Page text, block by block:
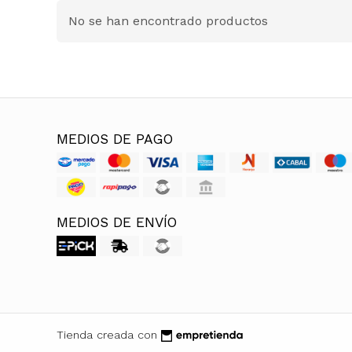
No se han encontrado productos
MEDIOS DE PAGO
MEDIOS DE ENVÍO
Tienda creada con